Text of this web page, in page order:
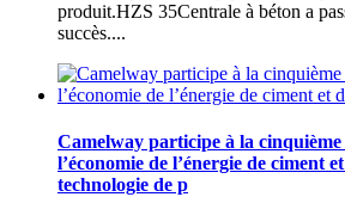
produit.HZS 35Centrale à béton a
succès....
Camelway participe à la cinquième
l’économie de l’énergie de ciment
technologie de p